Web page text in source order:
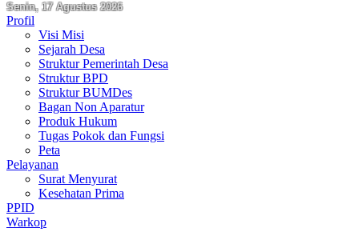
Senin, 17 Agustus 2026
Profil
Visi Misi
Sejarah Desa
Struktur Pemerintah Desa
Struktur BPD
Struktur BUMDes
Bagan Non Aparatur
Produk Hukum
Tugas Pokok dan Fungsi
Peta
Pelayanan
Surat Menyurat
Kesehatan Prima
PPID
Warkop